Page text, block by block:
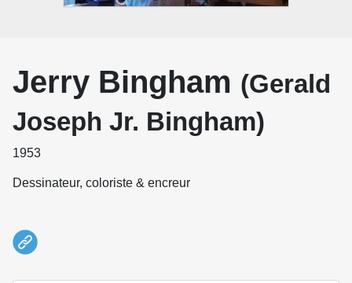
Jerry Bingham (Gerald
Joseph Jr. Bingham)
1953
Dessinateur, coloriste & encreur